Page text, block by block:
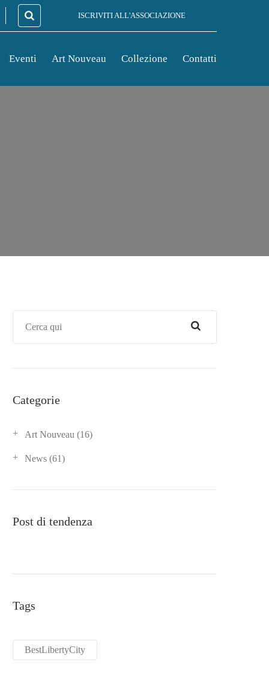
ISCRIVITI ALL'ASSOCIAZIONE
Eventi Art Nouveau Collezione Contatti
Categorie
Art Nouveau (16)
News (61)
Post di tendenza
Tags
BestLibertyCity